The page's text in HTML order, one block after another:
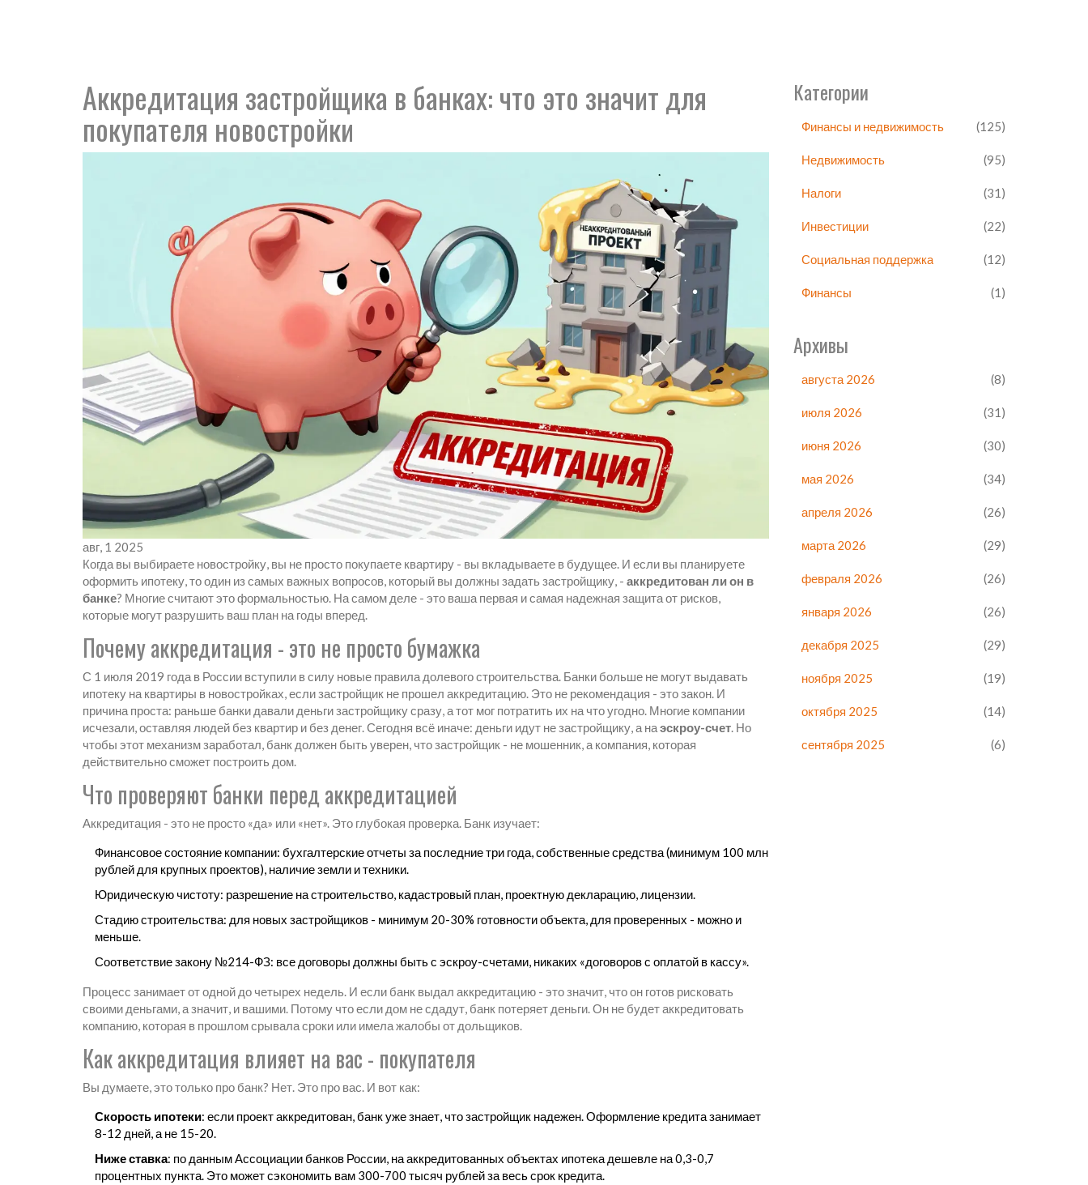
Аккредитация застройщика в банках: что это значит для
покупателя новостройки
авг, 1 2025
Когда вы выбираете новостройку, вы не просто покупаете квартиру - вы вкладываете в будущее. И если вы планируете
оформить ипотеку, то один из самых важных вопросов, который вы должны задать застройщику, - аккредитован ли он в
банке? Многие считают это формальностью. На самом деле - это ваша первая и самая надежная защита от рисков,
которые могут разрушить ваш план на годы вперед.
Почему аккредитация - это не просто бумажка
С 1 июля 2019 года в России вступили в силу новые правила долевого строительства. Банки больше не могут выдавать
ипотеку на квартиры в новостройках, если застройщик не прошел аккредитацию. Это не рекомендация - это закон. И
причина проста: раньше банки давали деньги застройщику сразу, а тот мог потратить их на что угодно. Многие компании
исчезали, оставляя людей без квартир и без денег. Сегодня всё иначе: деньги идут не застройщику, а наэскроу-счет. Но
чтобы этот механизм заработал, банк должен быть уверен, что застройщик - не мошенник, а компания, которая
действительно сможет построить дом.
Что проверяют банки перед аккредитацией
Аккредитация - это не просто «да» или «нет». Это глубокая проверка. Банк изучает:
Финансовое состояние компании: бухгалтерские отчеты за последние три года, собственные средства (минимум 100 млн
рублей для крупных проектов), наличие земли и техники.
Юридическую чистоту: разрешение на строительство, кадастровый план, проектную декларацию, лицензии.
Стадию строительства: для новых застройщиков - минимум 20-30% готовности объекта, для проверенных - можно и
меньше.
Соответствие закону №214-ФЗ: все договоры должны быть с эскроу-счетами, никаких «договоров с оплатой в кассу».
Процесс занимает от одной до четырех недель. И если банк выдал аккредитацию - это значит, что он готов рисковать
своими деньгами, а значит, и вашими. Потому что если дом не сдадут, банк потеряет деньги. Он не будет аккредитовать
компанию, которая в прошлом срывала сроки или имела жалобы от дольщиков.
Как аккредитация влияет на вас - покупателя
Вы думаете, это только про банк? Нет. Это про вас. И вот как:
Скорость ипотеки: если проект аккредитован, банк уже знает, что застройщик надежен. Оформление кредита занимает
8-12 дней, а не 15-20.
Ниже ставка: по данным Ассоциации банков России, на аккредитованных объектах ипотека дешевле на 0,3-0,7
процентных пункта. Это может сэкономить вам 300-700 тысяч рублей за весь срок кредита.
Категории
Финансы и недвижимость (125)
Недвижимость (95)
Налоги (31)
Инвестиции (22)
Социальная поддержка (12)
Финансы (1)
Архивы
августа 2026 (8)
июля 2026 (31)
июня 2026 (30)
мая 2026 (34)
апреля 2026 (26)
марта 2026 (29)
февраля 2026 (26)
января 2026 (26)
декабря 2025 (29)
ноября 2025 (19)
октября 2025 (14)
сентября 2025 (6)